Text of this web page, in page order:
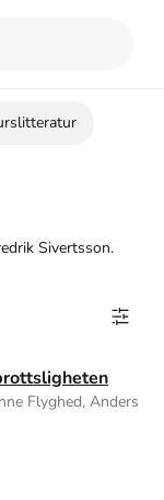
Sivertsson.
Flyghed, Anders